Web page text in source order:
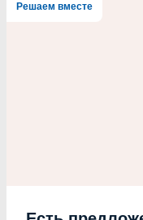
Решаем вместе